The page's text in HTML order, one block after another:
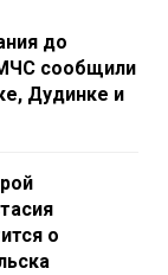
до
сообщили
Дудинке и
о